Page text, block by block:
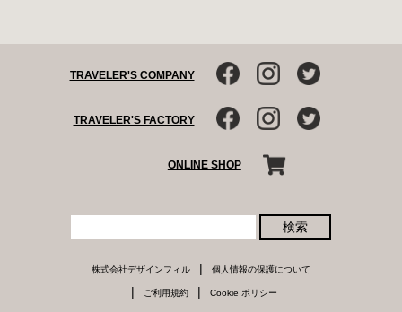
TRAVELER'S COMPANY
TRAVELER'S FACTORY
ONLINE SHOP
検索
株式会社デザインフィル | 個人情報の保護について
| ご利用規約 | Cookie ポリシー